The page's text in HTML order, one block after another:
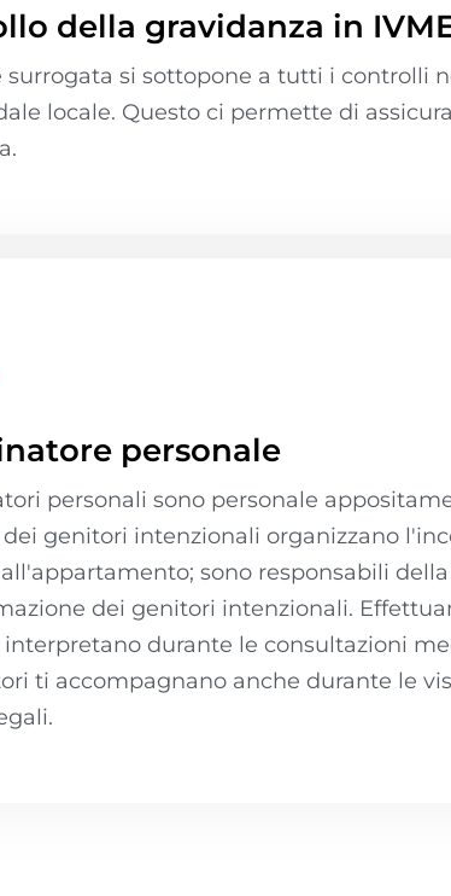
della gravidanza in
surrogata si sottopone a tutti i controlli
locale. Questo ci permette di
personale
personali sono personale
genitori intenzionali organizzano
sono responsabili
dei genitori intenzionali.
interpretano durante le consultazioni
ti accompagnano anche durante le